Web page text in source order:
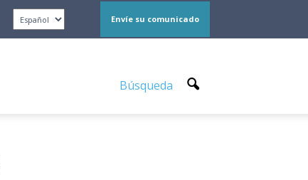
Envíe su comunicado
Búsqueda